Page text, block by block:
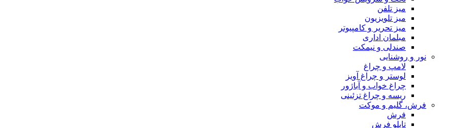
میز تلفن
میز تلویزیون
میز تحریر و کامپیوتر
مبلمان اداری
صندلی و نیمکت
نور و روشنایی
لامپ و چراغ
لوستر و چراغ آویز
چراغ خواب و آباژور
ریسه و چراغ تزئینی
فرش، گلیم و موکت
فرش
تابلو فرش